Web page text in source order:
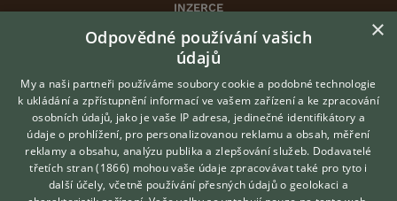
INZERCE
DISKUSE
ČLÁNKY
CHOVATELSKÉ STANICE
ATLAS
O nás
Kontakt
Možnosti zvýraznění inzerátů
Hledáte zvířecího kamaráda?
Zdarma vám poradí
×
Odpovědné používání vašich
údajů
My a naši partneři používáme soubory cookie a podobné technologie
k ukládání a zpřístupnění informací ve vašem zařízení a ke zpracování
osobních údajů, jako je vaše IP adresa, jedinečné identifikátory a
údaje o prohlížení, pro personalizovanou reklamu a obsah, měření
reklamy a obsahu, analýzu publika a zlepšování služeb. Dodavatelé
třetích stran (1866) mohou vaše údaje zpracovávat také pro tyto i
další účely, včetně používání přesných údajů o geolokaci a